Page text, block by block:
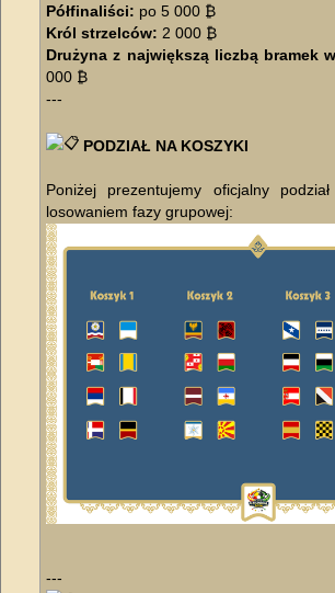
Półfinaliści: po 5 000 ₿
Król strzelców: 2 000 ₿
Drużyna z największą liczbą bramek
000 ₿
---
​PODZIAŁ NA KOSZYKI
Poniżej prezentujemy oficjalny
losowaniem fazy grupowej:
---